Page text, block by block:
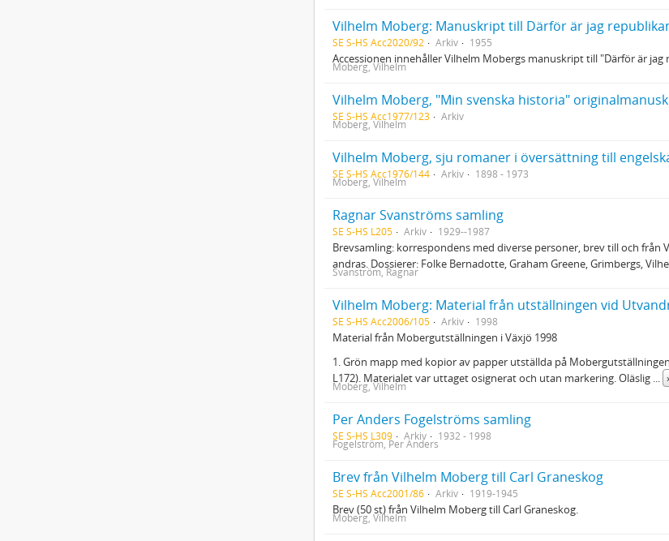
Vilhelm Moberg: Manuskript till Därför är jag
SE S-HS Acc2020/92 Arkiv 1955
Accessionen innehåller Vilhelm Mobergs manuskript till "Därför är jag
Moberg, Vilhelm
Vilhelm Moberg, "Min svenska historia"
SE S-HS Acc1977/123 Arkiv
Moberg, Vilhelm
SE S-HS Acc1976/144 Arkiv 1898 - 1973
Moberg, Vilhelm
Ragnar Svanströms samling
SE S-HS L205 Arkiv 1929--1987
Brevsamling: korrespondens med diverse personer, brev till och
andras. Dossierer: Folke Bernadotte, Graham Greene, Grimbergs,
Svanström, Ragnar
Vilhelm Moberg: Material från utställningen vid
SE S-HS Acc2006/105 Arkiv 1998
Material från Mobergutställningen i Växjö 1998
1. Grön mapp med kopior av papper utställda på
L172). Materialet var uttaget osignerat och utan markering. Oläslig
Moberg, Vilhelm
Per Anders Fogelströms samling
SE S-HS L309 Arkiv 1932 - 1998
Fogelström, Per Anders
Brev från Vilhelm Moberg till Carl Graneskog
SE S-HS Acc2001/86 Arkiv 1919-1945
Brev (50 st) från Vilhelm Moberg till Carl Graneskog.
Moberg, Vilhelm